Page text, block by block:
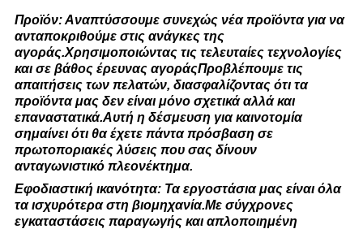
Προϊόν: Αναπτύσσουμε συνεχώς νέα προϊόντα για να
ανταποκριθούμε στις ανάγκες της
αγοράς.Χρησιμοποιώντας τις τελευταίες τεχνολογίες
και σε βάθος έρευνας αγοράςΠροβλέπουμε τις
απαιτήσεις των πελατών, διασφαλίζοντας ότι τα
προϊόντα μας δεν είναι μόνο σχετικά αλλά και
επαναστατικά.Αυτή η δέσμευση για καινοτομία
σημαίνει ότι θα έχετε πάντα πρόσβαση σε
πρωτοποριακές λύσεις που σας δίνουν
ανταγωνιστικό πλεονέκτημα.
Εφοδιαστική ικανότητα: Τα εργοστάσια μας είναι όλα
τα ισχυρότερα στη βιομηχανία.Με σύγχρονες
εγκαταστάσεις παραγωγής και απλοποιημένη